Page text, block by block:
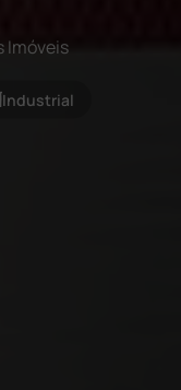
Imóveis
Industrial